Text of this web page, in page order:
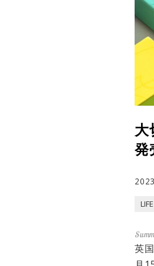
大
発
LIFE
英